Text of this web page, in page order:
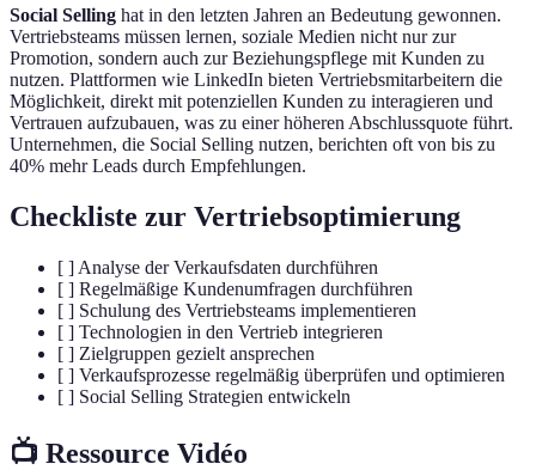
Social Selling hat in den letzten Jahren an Bedeutung gewonnen.
Vertriebsteams müssen lernen, soziale Medien nicht nur zur
Promotion, sondern auch zur Beziehungspflege mit Kunden zu
nutzen. Plattformen wie LinkedIn bieten Vertriebsmitarbeitern die
Möglichkeit, direkt mit potenziellen Kunden zu interagieren und
Vertrauen aufzubauen, was zu einer höheren Abschlussquote führt.
Unternehmen, die Social Selling nutzen, berichten oft von bis zu
40% mehr Leads durch Empfehlungen.
Checkliste zur Vertriebsoptimierung
[ ] Analyse der Verkaufsdaten durchführen
[ ] Regelmäßige Kundenumfragen durchführen
[ ] Schulung des Vertriebsteams implementieren
[ ] Technologien in den Vertrieb integrieren
[ ] Zielgruppen gezielt ansprechen
[ ] Verkaufsprozesse regelmäßig überprüfen und optimieren
[ ] Social Selling Strategien entwickeln
📺 Ressource Vidéo